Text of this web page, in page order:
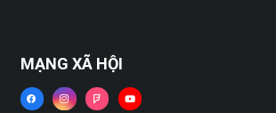
MẠNG XÃ HỘI